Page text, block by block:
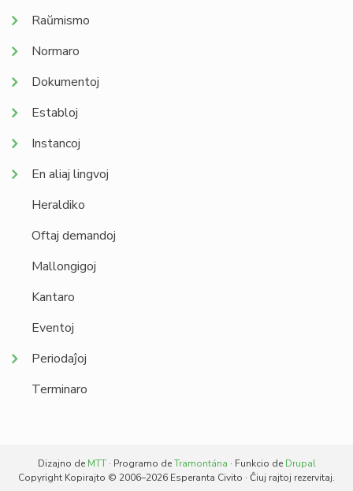
Raŭmismo
Normaro
Dokumentoj
Establoj
Instancoj
En aliaj lingvoj
Heraldiko
Oftaj demandoj
Mallongigoj
Kantaro
Eventoj
Periodaĵoj
Terminaro
Dizajno de MTT· Programo deTramontána · Funkcio de Drupal
Copyright Kopirajto © 2006–2026 Esperanta Civito · Ĉiuj rajtoj rezervitaj.